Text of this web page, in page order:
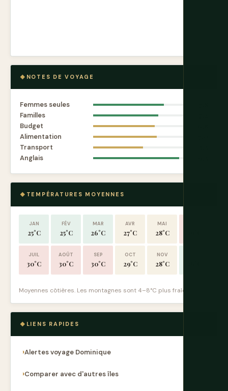
NOTES DE VOYAGE
Femmes seules
Familles
Budget
Alimentation
Transport
Anglais
TEMPÉRATURES MOYENNES
JAN
25°C
FÉV
25°C
MAR
26°C
AVR
27°C
MAI
28°C
JUIL
30°C
AOÛT
30°C
SEP
30°C
OCT
29°C
NOV
28°C
Moyennes côtières. Les montagnes sont 4–8°C plus fraîches.
LIENS RAPIDES
Alertes voyage Dominique
Comparer avec d'autres îles